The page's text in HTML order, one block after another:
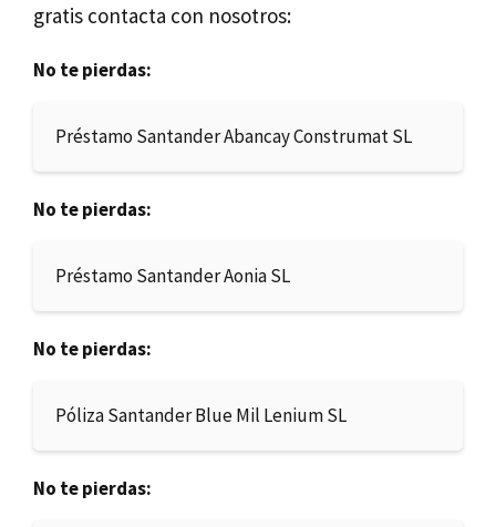
gratis contacta con nosotros:
No te pierdas:
Préstamo Santander Abancay Construmat SL
No te pierdas:
Préstamo Santander Aonia SL
No te pierdas:
Póliza Santander Blue Mil Lenium SL
No te pierdas: